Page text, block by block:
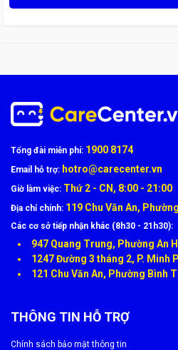
Tổng đài miễn phí: 1900 8174
Email hỗ trợ: hotro@carecenter.vn
Giờ làm việc: Thứ 2 - CN, 8:00 - 21:00
Địa chỉ chính: 119 Chu Văn An,
Các cơ sở tiếp nhận khác (8h30 - 21h30):
947 Quang Trung, Phường An
1247 Đường 3 tháng 2, P. Minh
121 Chu Văn An, Phường Bình
THÔNG TIN HỖ TRỢ
Chính sách bảo mật thông tin